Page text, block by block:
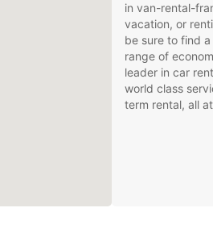
in van-rental-
vacation, or
be sure to find
range of
leader in car
world class
term rental, all